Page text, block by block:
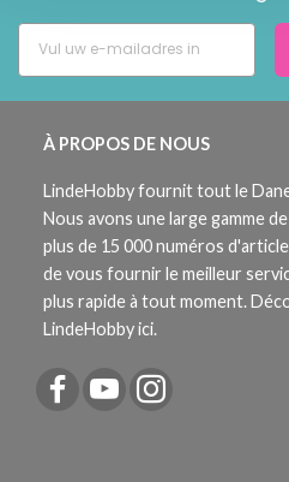
À PROPOS DE NOUS
LindeHobby fournit tout le
Nous avons une large gamme
plus de 15 000 numéros
de vous fournir le meilleur
plus rapide à tout moment.
LindeHobby ici.